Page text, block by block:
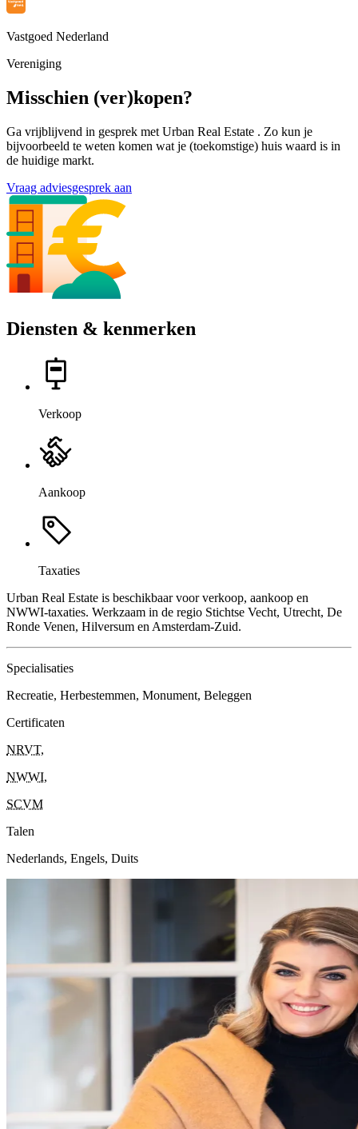
Vastgoed Nederland
Vereniging
Misschien (ver)kopen?
Ga vrijblijvend in gesprek met Urban Real Estate . Zo kun je
bijvoorbeeld te weten komen wat je (toekomstige) huis waard is in
de huidige markt.
Vraag adviesgesprek aan
Diensten & kenmerken
Verkoop
Aankoop
Taxaties
Urban Real Estate is beschikbaar voor verkoop, aankoop en
NWWI-taxaties. Werkzaam in de regio Stichtse Vecht, Utrecht, De
Ronde Venen, Hilversum en Amsterdam-Zuid.
Specialisaties
Recreatie, Herbestemmen, Monument, Beleggen
Certificaten
NRVT,
NWWI,
SCVM
Talen
Nederlands, Engels, Duits